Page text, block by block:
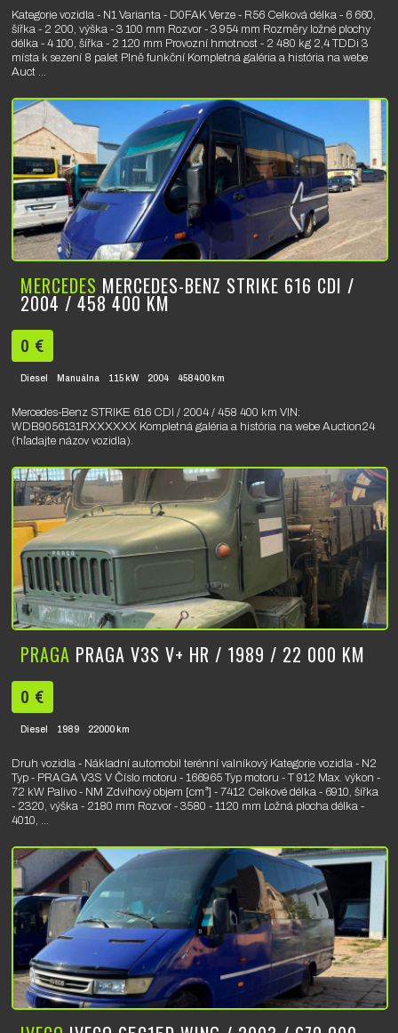
Kategorie vozidla - N1 Varianta - D0FAK Verze - R56 Celková délka - 6 660,
šířka - 2 200, výška - 3 100 mm Rozvor - 3 954 mm Rozměry ložné plochy
délka - 4 100, šířka - 2 120 mm Provozní hmotnost - 2 480 kg 2,4 TDDi 3
místa k sezení 8 palet Plně funkční Kompletná galéria a história na webe
Auct ...
MERCEDES MERCEDES-BENZ STRIKE 616 CDI /
2004 / 458 400 KM
0 €
Diesel Manuálna 115 kW 2004 458400 km
Mercedes-Benz STRIKE 616 CDI / 2004 / 458 400 km VIN:
WDB9056131RXXXXXX Kompletná galéria a história na webe Auction24
(hľadajte názov vozidla).
PRAGA PRAGA V3S V+ HR / 1989 / 22 000 KM
0 €
Diesel 1989 22000 km
Druh vozidla - Nákladní automobil terénní valníkový Kategorie vozidla - N2
Typ - PRAGA V3S V Číslo motoru - 166965 Typ motoru - T 912 Max. výkon -
72 kW Palivo - NM Zdvihový objem [cm³] - 7412 Celkové délka - 6910, šířka
- 2320, výška - 2180 mm Rozvor - 3580 - 1120 mm Ložná plocha délka -
4010, ...